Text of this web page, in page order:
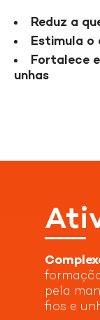
Reduz a
Estimula o
Fortalece
unhas
Suplemento
VER
pela
fios e